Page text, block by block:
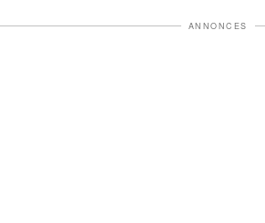
ANNONCES